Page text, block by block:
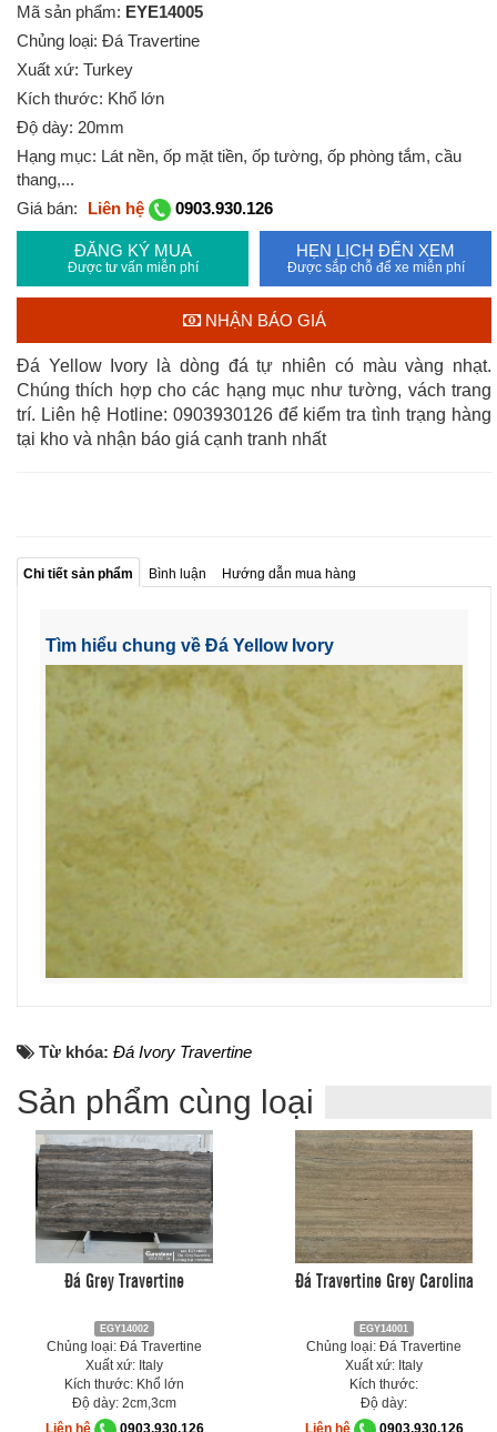
Mã sản phẩm: EYE14005
Chủng loại: Đá Travertine
Xuất xứ: Turkey
Kích thước: Khổ lớn
Độ dày: 20mm
Hạng mục: Lát nền, ốp mặt tiền, ốp tường, ốp phòng tắm, cầu
thang,...
Giá bán:
Liên hệ 0903.930.126
ĐĂNG KÝ MUA
Được tư vấn miễn phí
HẸN LỊCH ĐẾN XEM
Được sắp chỗ để xe miễn phí
NHẬN BÁO GIÁ
Đá Yellow Ivory là dòng đá tự nhiên có màu vàng nhạt.
Chúng thích hợp cho các hạng mục như tường, vách trang
trí. Liên hệ Hotline: 0903930126 để kiểm tra tình trạng hàng
tại kho và nhận báo giá cạnh tranh nhất
Chi tiết sản phẩm Bình luận Hướng dẫn mua hàng
Tìm hiểu chung về Đá Yellow Ivory
Từ khóa: Đá Ivory Travertine
Sản phẩm cùng loại
Đá Grey Travertine
EGY14002
Chủng loại: Đá Travertine
Xuất xứ: Italy
Kích thước: Khổ lớn
Độ dày: 2cm,3cm
Liên hệ
0903.930.126
Đá Travertine Grey Carolina
EGY14001
Chủng loại: Đá Travertine
Xuất xứ: Italy
Kích thước:
Độ dày:
Liên hệ
0903.930.126